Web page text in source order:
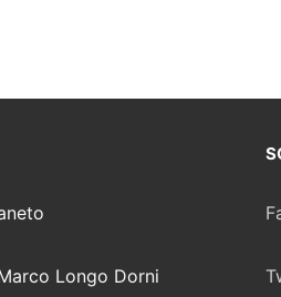
Longo Dorni